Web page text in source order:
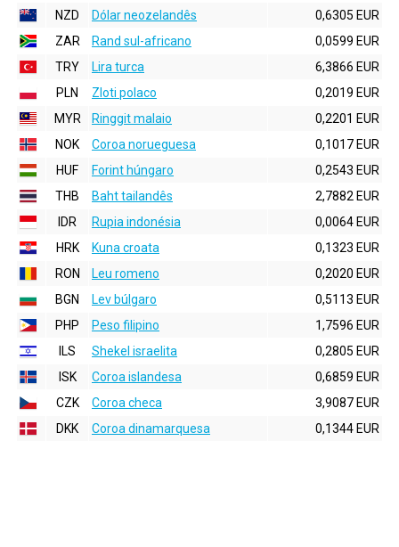
NZD
Dólar neozelandês
0,6305 EUR
ZAR
Rand sul-africano
0,0599 EUR
TRY
Lira turca
6,3866 EUR
PLN
Zloti polaco
0,2019 EUR
MYR
Ringgit malaio
0,2201 EUR
NOK
Coroa norueguesa
0,1017 EUR
HUF
Forint húngaro
0,2543 EUR
THB
Baht tailandês
2,7882 EUR
IDR
Rupia indonésia
0,0064 EUR
HRK
Kuna croata
0,1323 EUR
RON
Leu romeno
0,2020 EUR
BGN
Lev búlgaro
0,5113 EUR
PHP
Peso filipino
1,7596 EUR
ILS
Shekel israelita
0,2805 EUR
ISK
Coroa islandesa
0,6859 EUR
CZK
Coroa checa
3,9087 EUR
DKK
Coroa dinamarquesa 0,1344 EUR